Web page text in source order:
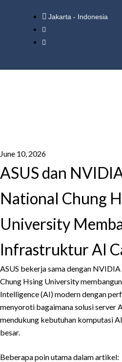
Jakarta - Indonesia
June 10, 2026
ASUS dan
National Chung
University
Infrastruktur AI
ASUS bekerja sama dengan
Chung Hsing University
Intelligence (AI) modern dengan
menyoroti bagaimana solusi server
mendukung kebutuhan komputasi
besar.
Beberapa poin utama dalam artikel: